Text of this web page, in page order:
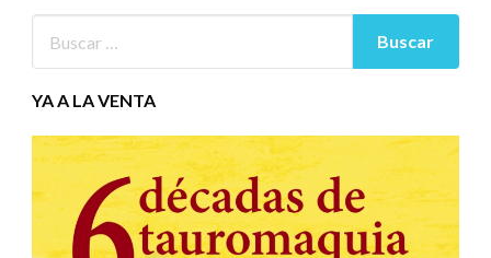
YA A LA VENTA